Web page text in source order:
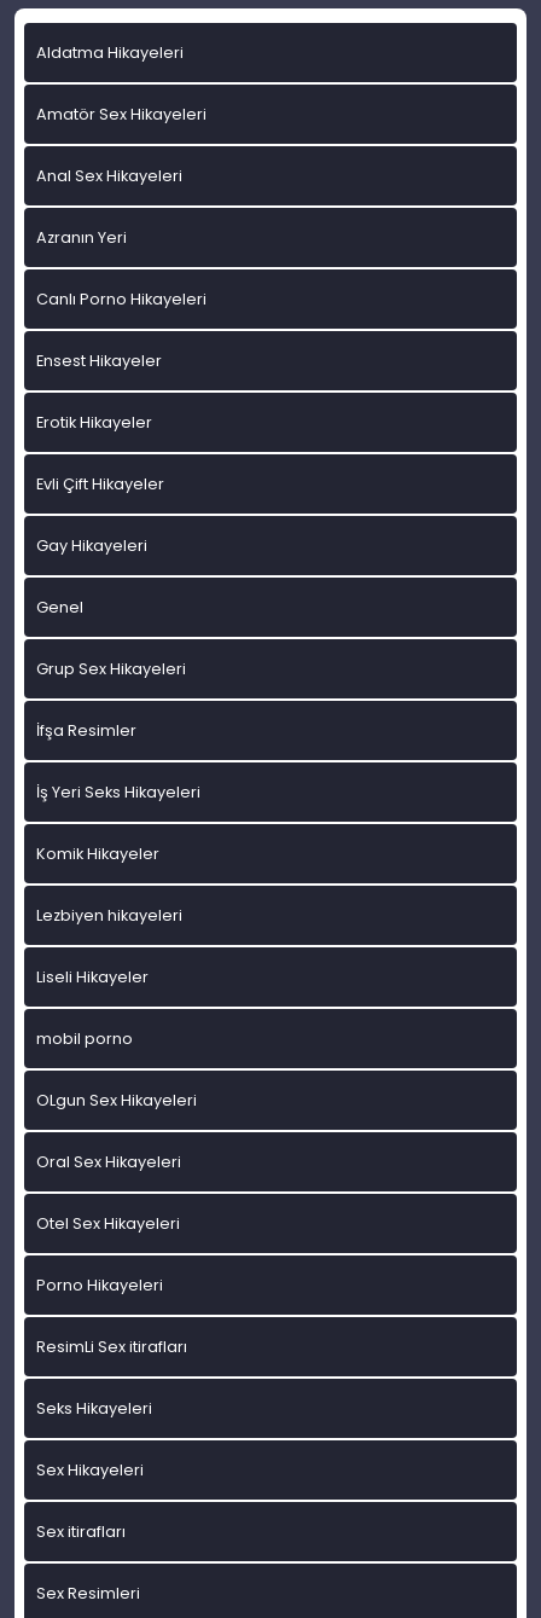
Aldatma Hikayeleri
Amatör Sex Hikayeleri
Anal Sex Hikayeleri
Azranın Yeri
Canlı Porno Hikayeleri
Ensest Hikayeler
Erotik Hikayeler
Evli Çift Hikayeler
Gay Hikayeleri
Genel
Grup Sex Hikayeleri
İfşa Resimler
İş Yeri Seks Hikayeleri
Komik Hikayeler
Lezbiyen hikayeleri
Liseli Hikayeler
mobil porno
OLgun Sex Hikayeleri
Oral Sex Hikayeleri
Otel Sex Hikayeleri
Porno Hikayeleri
ResimLi Sex itirafları
Seks Hikayeleri
Sex Hikayeleri
Sex itirafları
Sex Resimleri